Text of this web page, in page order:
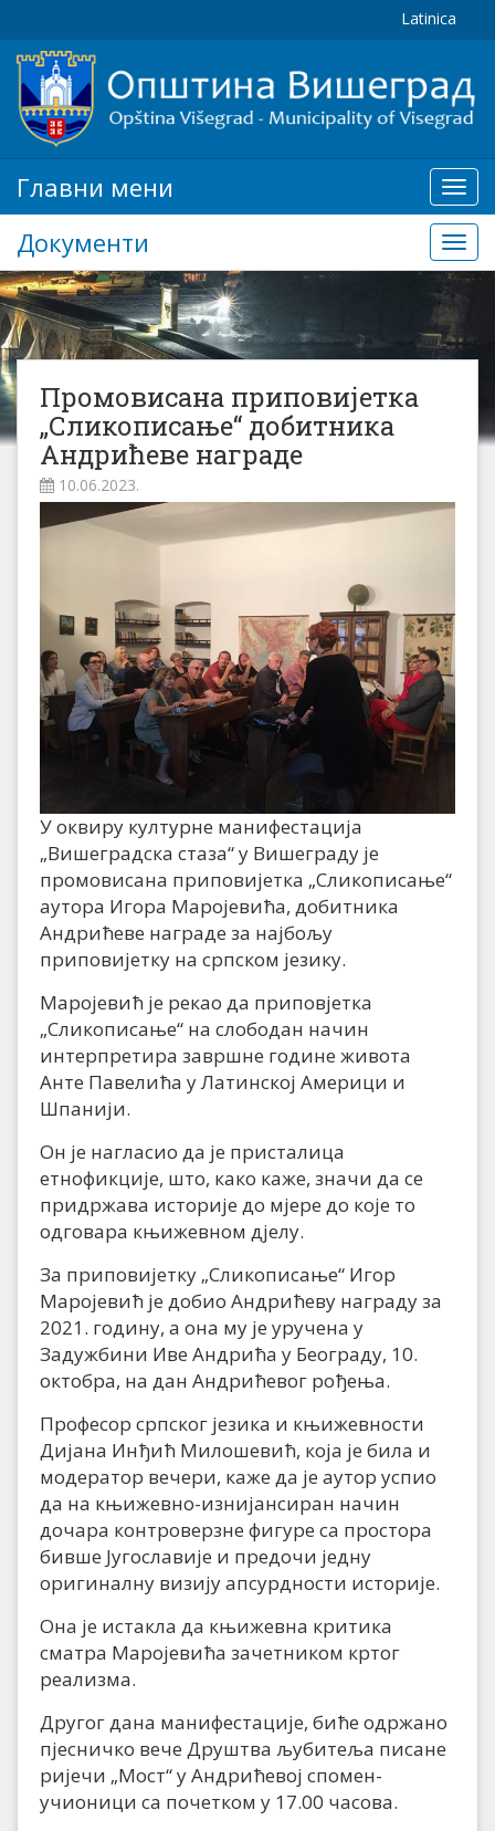
Latinica
мени
Главни мени
Документи
Промовисана приповијетка
„Сликописање“ добитника
Андрићеве награде
10.06.2023.
У оквиру културне манифестација
„Вишеградска стаза“ у Вишеграду је
промовисана приповијетка „Сликописање“
аутора Игора Маројевића, добитника
Андрићеве награде за најбољу
приповијетку на српском језику.
Маројевић је рекао да приповјетка
„Сликописање“ на слободан начин
интерпретира завршне године живота
Анте Павелића у Латинској Америци и
Шпанији.
Он је нагласио да је присталица
етнофикције, што, како каже, значи да се
придржава историје до мјере до које то
одговара књижевном дјелу.
За приповијетку „Сликописање“ Игор
Маројевић је добио Андрићеву награду за
2021. годину, а она му је уручена у
Задужбини Иве Андрића у Београду, 10.
октобра, на дан Андрићевог рођења.
Професор српског језика и књижевности
Дијана Инђић Милошевић, која је била и
модератор вечери, каже да је аутор успио
да на књижевно-изнијансиран начин
дочара контроверзне фигуре са простора
бивше Југославије и предочи једну
оригиналну визију апсурдности историје.
Она је истакла да књижевна критика
сматра Маројевића зачетником кртог
реализма.
Другог дана манифестације, биће одржано
пјесничко вече Друштва љубитеља писане
ријечи „Мост“ у Андрићевој спомен-
учионици са почетком у 17.00 часова.